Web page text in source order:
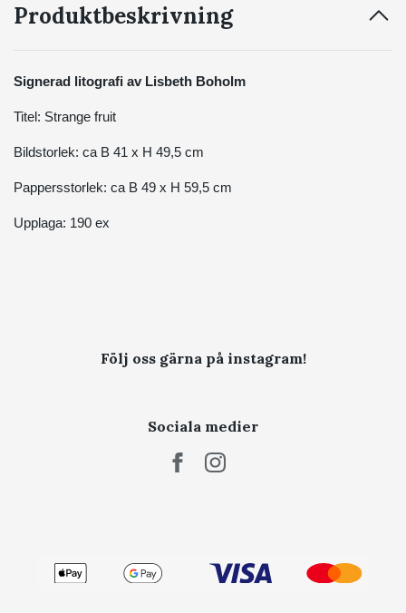
Produktbeskrivning
Signerad litografi av Lisbeth Boholm
Titel: Strange fruit
Bildstorlek: ca B 41 x H 49,5 cm
Pappersstorlek: ca B 49 x H 59,5 cm
Upplaga: 190 ex
Följ oss gärna på instagram!
Sociala medier